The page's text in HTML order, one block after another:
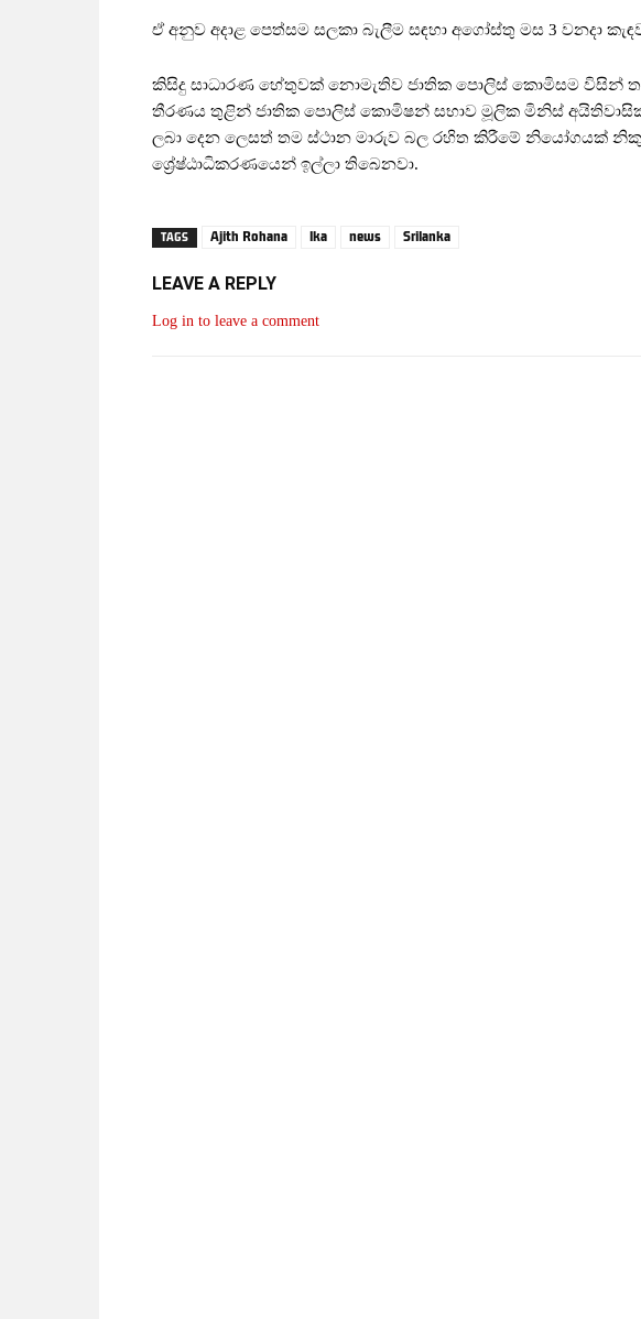
ඒ අනුව අදාළ පෙත්සම සලකා බැලීම සඳහා අගෝස්තු මස 3 වනදා
කිසිදු සාධාරණ හේතුවක් නොමැතිව ජාතික පොලිස් කොමිසම විසින්
තීරණය තුළින් ජාතික පොලිස් කොමිෂන් සභාව මූලික මිනිස්
ලබා දෙන ලෙසත් තම ස්ථාන මාරුව බල රහිත කිරීමේ නියෝගයක්
ශ්‍රේෂ්ඨාධිකරණයෙන් ඉල්ලා තිබෙනවා.
TAGS Ajith Rohana lka news Srilanka
LEAVE A REPLY
Log in to leave a comment